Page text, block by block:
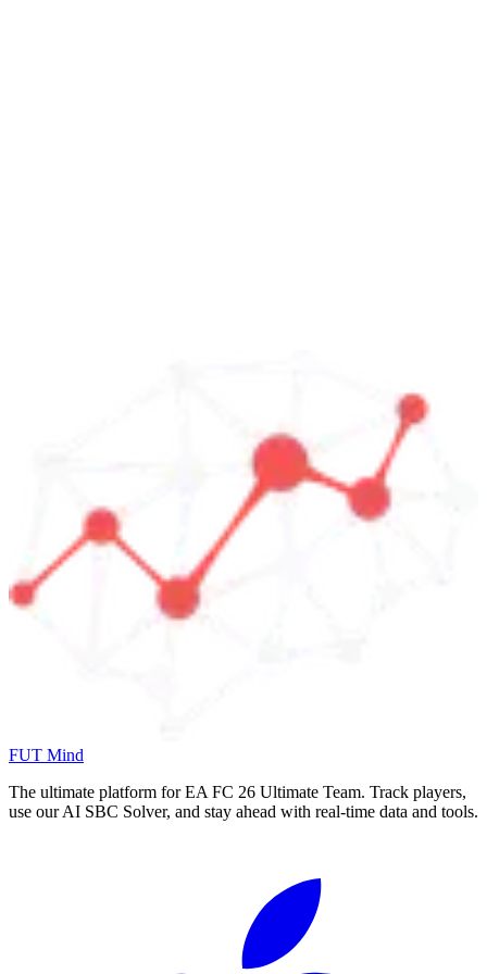
FUT Mind
The ultimate platform for EA FC 26 Ultimate Team. Track players,
use our AI SBC Solver, and stay ahead with real-time data and tools.